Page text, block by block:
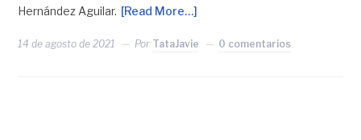
Hernández Aguilar. [Read More…]
14 de agosto de 2021 Por TataJavie 0 comentarios